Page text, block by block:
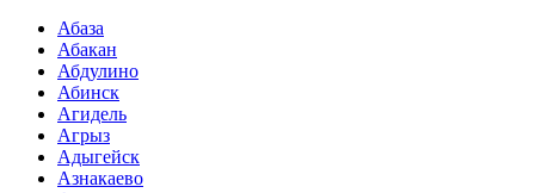
Абаза
Абакан
Абдулино
Абинск
Агидель
Агрыз
Адыгейск
Азнакаево